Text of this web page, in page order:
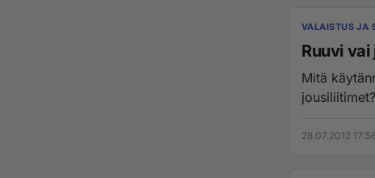
VALAISTUS JA
Ruuvi vai
Mitä
28.07.2012